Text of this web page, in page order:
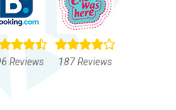
Reviews 187 Reviews